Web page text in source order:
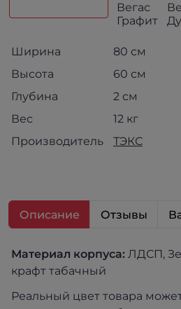
Ширина
80 см
Высота
60 см
Глубина
2 см
Вес
12 кг
Производитель
ТЭКС
Описание Отзывы
Материал корпуса: ЛДСП,
крафт табачный
Реальный цвет товара